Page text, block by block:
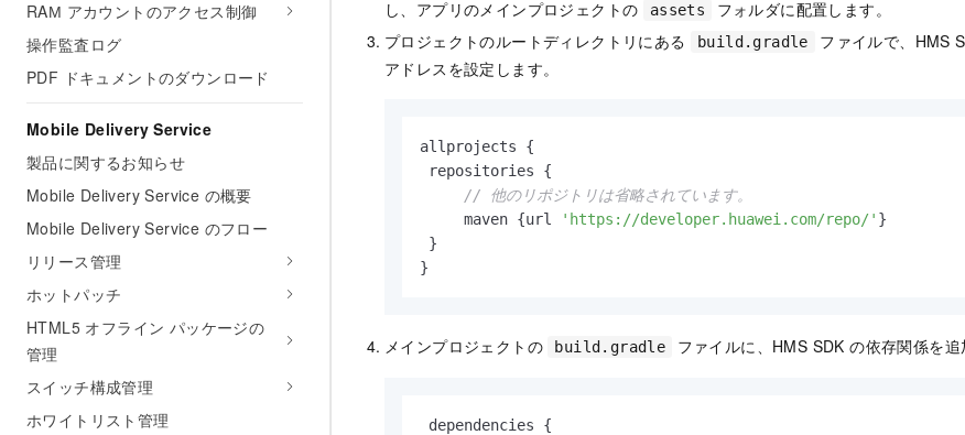
RAМ アカウントのアクセス制御
操作監査ログ
PDF ドキュメントのダウンロード
Mobile Delivery Service
製品に関するお知らせ
Mobile Delivery Service の概要
Mobile Delivery Service のフロー
リリース管理
ホットパッチ
HTML5 オフライン パッケージの
管理
スイッチ構成管理
ホワイトリスト管理
し、アプリのメインプロジェクトの
assets
フォルダに配置します。
プロジェクトのルートディレクトリにある
build.gradle
ファイルで、HMS
アドレスを設定します。
allprojects {
repositories {
// 他のリポジトリは省略されています。
     maven {url
'https://developer.huawei.com/repo/' }
}
}
メインプロジェクトの build.gradle ファイルに、HMS SDK の依存関係を追
dependencies {